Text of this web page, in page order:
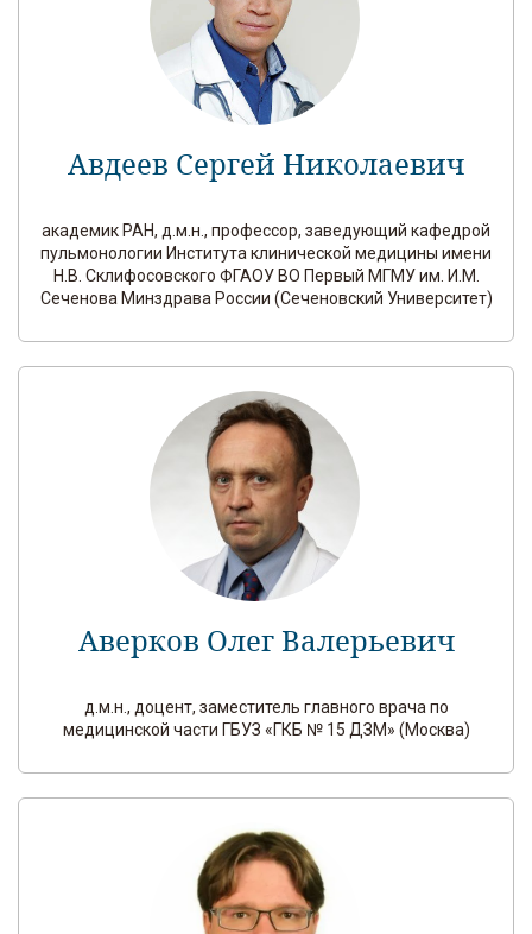
Авдеев Сергей Николаевич
академик РАН, д.м.н., профессор, заведующий кафедрой
пульмонологии Института клинической медицины имени
Н.В. Склифосовского ФГАОУ ВО Первый МГМУ им. И.М.
Сеченова Минздрава России (Сеченовский Университет)
Аверков Олег Валерьевич
д.м.н., доцент, заместитель главного врача по
медицинской части ГБУЗ «ГКБ № 15 ДЗМ» (Москва)